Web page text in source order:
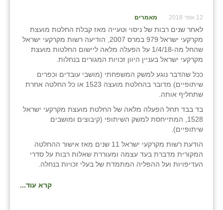
12 אפר 2018 מאמרים
לאחר שנים רבות של ניסוי וטעייה מאז קבלת החלטת מועצת
מקרקעי ישראל 979 במרס 2007, הודיעה רשות מקרקעי ישראל
שהחל מה-1/4/18 על הפעלה מלאה ליישום החלטות מועצת
מקרקעי ישראל בעניין היוון זכויות המגורים בנחלות.
ככל שהדבר נוגע למשק המשפחתי (מושבי עובדים וכפרים
שיתופיים) מדובר בהחלטת מועצה 1523 או כל החלטה אחרת
שתחליף אותה.
בד בבד תחל הפעלה מלאה של החלטת מועצת מקרקעי ישראל
1528, המתייחסת למשק השיתופי (קיבוצים ומושבים
שיתופיים).
הודעת רשות מקרקעי ישראל 11 שנים מאז אישור ההחלטה
המקורית מדברת בעד עצמה ומעוררת שאלות רבות על סדרי
העדיפויות ועל ההפליה המתמדת של בעלי זכויות בנחלה.
קרא עוד...